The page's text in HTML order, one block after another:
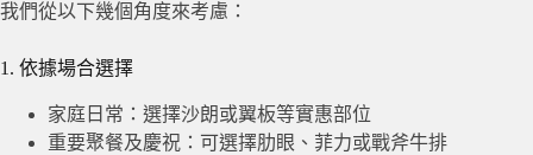
我們從以下幾個角度來考慮：
1. 依據場合選擇
家庭日常：選擇沙朗或翼板等實惠部位
重要聚餐及慶祝：可選擇肋眼、菲力或戰斧牛排